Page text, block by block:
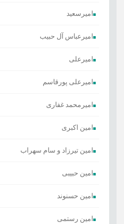
امیرسعید
امیرعباس آل حبیب
امیرعلی
امیرعلی پورقاسم
امیرمحمد غفاری
امین اکبری
امین تیرزاد و سام سهراب
امین حبیبی
امین حسنوند
امین رستمی